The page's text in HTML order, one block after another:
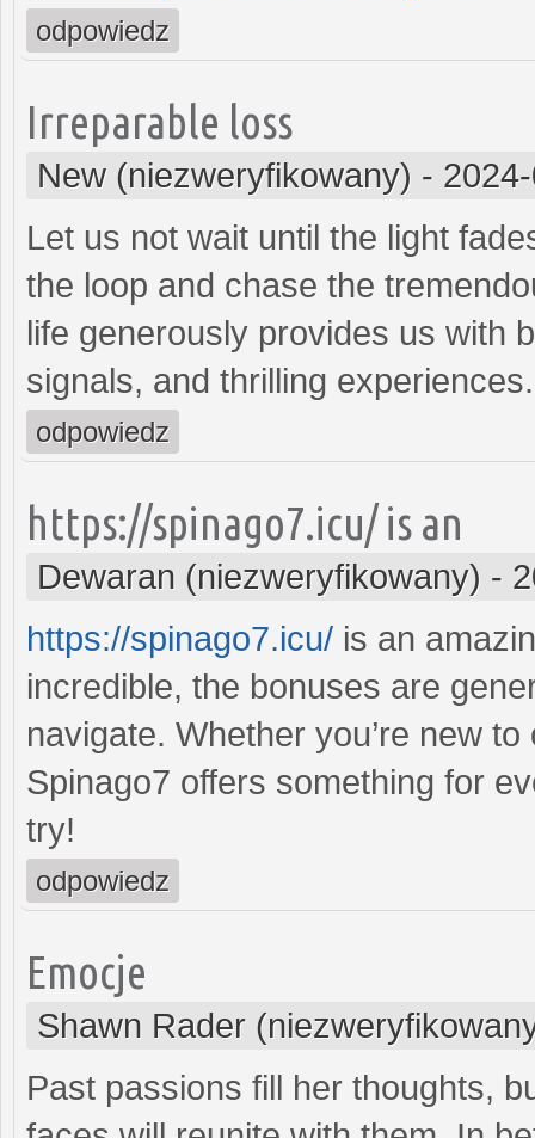
odpowiedz
Irreparable loss
New (niezweryfikowany) -
Let us not wait until the light
the loop and chase the
life generously provides us with
signals, and thrilling
odpowiedz
https://spinago7.icu/ is an
Dewaran (niezweryfikowany) -
https://spinago7.icu/ is an
incredible, the bonuses are
navigate. Whether you’re new
Spinago7 offers something for
try!
odpowiedz
Emocje
Shawn Rader
Past passions fill her thoughts,